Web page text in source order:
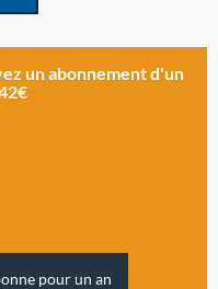
un abonnement d'un
pour un an